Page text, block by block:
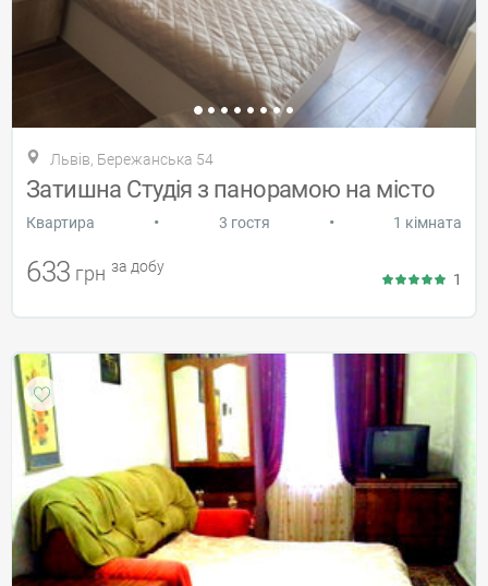
Львів, Бережанська 54
Затишна Студія з панорамою на місто
Квартира • 3 гостя • 1 кімната
633 грн за добу
1